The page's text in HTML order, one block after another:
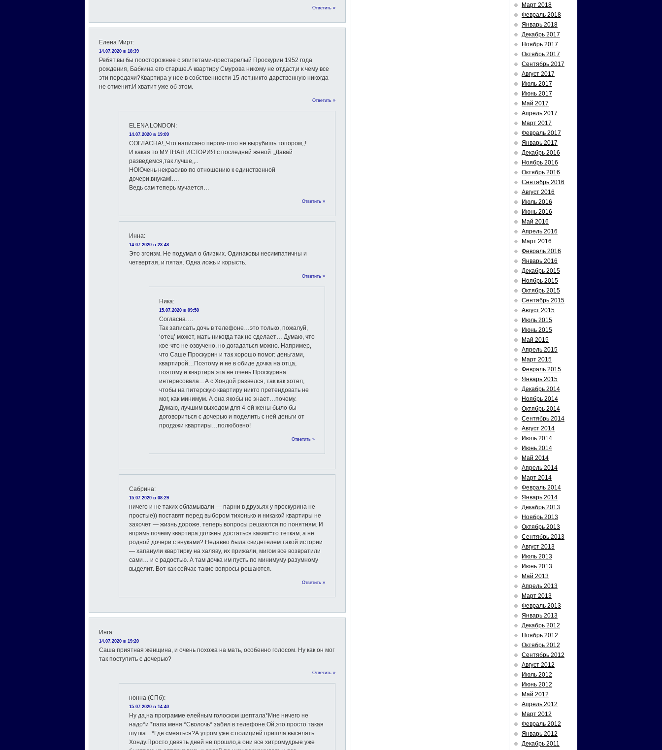
Ответить »
Елена Мирт:
14.07.2020 в 18:39
Ребят.вы бы поосторожнее с эпитетами-престарелый Проскурин 1952 года
рождения, Бабкина его старше.А квартиру Смурова никому не отдаст,и к чему все
эти передачи?Квартира у нее в собственности 15 лет,никто дарственную никогда
не отменит.И хватит уже об этом.
Ответить »
ELENA LONDON :
14.07.2020 в 19:09
СОГЛАСНА!,,Что написано пером-того не вырубишь топором,,!
И какая то МУТНАЯ ИСТОРИЯ с последней женой ,,Давай
разведемся,так лучше,,..
НО!Очень некрасиво по отношению к единственной
дочери,внукам!….
Ведь сам теперь мучается…
Ответить »
Инна:
14.07.2020 в 23:48
Это эгоизм. Не подумал о близких. Одинаковы несимпатичны и
четвертая, и пятая. Одна ложь и корысть.
Ответить »
Ника:
15.07.2020 в 09:50
Согласна….
Так записать дочь в телефоне…это только, пожалуй,
‘отец’ может, мать никогда так не сделает… Думаю, что
кое-что не озвучено, но догадаться можно. Например,
что Саше Проскурин и так хорошо помог: деньгами,
квартирой…Поэтому и не в обиде дочка на отца,
поэтому и квартира эта не очень Проскурина
интересовала…А с Хондой развелся, так как хотел,
чтобы на питерскую квартиру никто претендовать не
мог, как минимум. А она якобы не знает…почему.
Думаю, лучшим выходом для 4-ой жены было бы
договориться с дочерью и поделить с ней деньги от
продажи квартиры…полюбовно!
Ответить »
Сабрина:
15.07.2020 в 08:29
ничего и не таких обламывали — парни в друзьях у проскурина не
простые)) поставят перед выбором тихонько и никакой квартиры не
захочет — жизнь дороже. теперь вопросы решаются по понятиям. И
впрямь почему квартира должны достаться каким=то теткам, а не
родной дочери с внуками? Недавно была свидетелем такой истории
— хапанули квартирку на халяву, их прижали, мигом все возвратили
сами… и с радостью. А там дочка им пусть по минимуму разумному
выделит. Вот как сейчас такие вопросы решаются.
Ответить »
Инга:
14.07.2020 в 19:20
Саша приятная женщина, и очень похожа на мать, особенно голосом. Ну как он мог
так поступить с дочерью?
Ответить »
нонна (СПб):
15.07.2020 в 14:40
Ну да,на программе елейным голоском шептала*Мне ничего не
надо*и *папа меня *Сволочь* забил в телефоне.Ой,это просто такая
шутка…*Где смеяться?А утром уже с полицией пришла выселять
Хонду.Просто девять дней не прошло,а они все хитромудрые уже
Март 2018
Февраль 2018
Январь 2018
Декабрь 2017
Ноябрь 2017
Октябрь 2017
Сентябрь 2017
Август 2017
Июль 2017
Июнь 2017
Май 2017
Апрель 2017
Март 2017
Февраль 2017
Январь 2017
Декабрь 2016
Ноябрь 2016
Октябрь 2016
Сентябрь 2016
Август 2016
Июль 2016
Июнь 2016
Май 2016
Апрель 2016
Март 2016
Февраль 2016
Январь 2016
Декабрь 2015
Ноябрь 2015
Октябрь 2015
Сентябрь 2015
Август 2015
Июль 2015
Июнь 2015
Май 2015
Апрель 2015
Март 2015
Февраль 2015
Январь 2015
Декабрь 2014
Ноябрь 2014
Октябрь 2014
Сентябрь 2014
Август 2014
Июль 2014
Июнь 2014
Май 2014
Апрель 2014
Март 2014
Февраль 2014
Январь 2014
Декабрь 2013
Ноябрь 2013
Октябрь 2013
Сентябрь 2013
Август 2013
Июль 2013
Июнь 2013
Май 2013
Апрель 2013
Март 2013
Февраль 2013
Январь 2013
Декабрь 2012
Ноябрь 2012
Октябрь 2012
Сентябрь 2012
Август 2012
Июль 2012
Июнь 2012
Май 2012
Апрель 2012
Март 2012
Февраль 2012
Январь 2012
Декабрь 2011